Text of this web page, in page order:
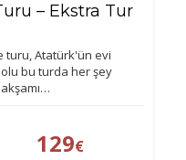
– Ekstra Tur
turu, Atatürk'ün evi
bu turda her şey
129€